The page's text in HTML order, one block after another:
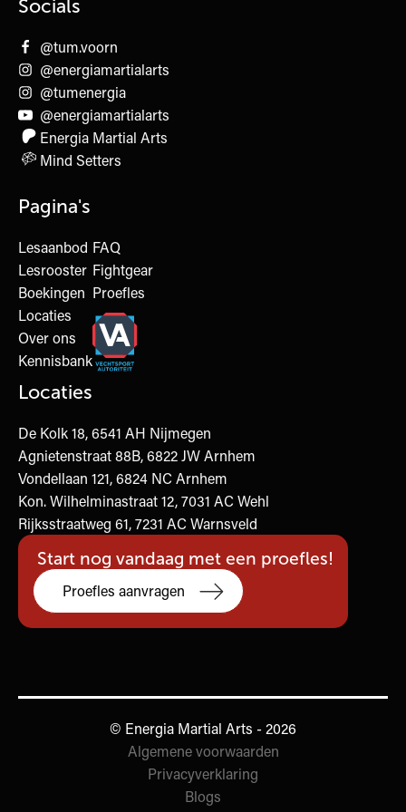
Socials
@tum.voorn
@energiamartialarts
@tumenergia
@energiamartialarts
Energia Martial Arts
Mind Setters
Pagina's
Lesaanbod
Lesrooster
Boekingen
Locaties
Over ons
Kennisbank
FAQ
Fightgear
Proefles
Locaties
De Kolk 18, 6541 AH Nijmegen
Agnietenstraat 88B, 6822 JW Arnhem
Vondellaan 121, 6824 NC Arnhem
Kon. Wilhelminastraat 12, 7031 AC Wehl
Rijksstraatweg 61, 7231 AC Warnsveld
Start nog vandaag met een proefles!
Proefles aanvragen
© Energia Martial Arts - 2026
Algemene voorwaarden
Privacyverklaring
Blogs